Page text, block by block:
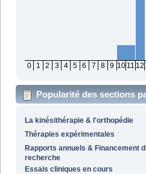
0 1 2 3 4 5 6 7 8 9 10 11 12
Popularité des sections
La kinésithérapie & l'orthopédie
Thérapies expérimentales
Rapports annuels & Financement
recherche
Essais cliniques en cours